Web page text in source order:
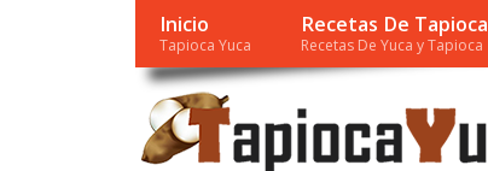
Inicio
Tapioca Yuca
Recetas De Tapioca
Recetas De Yuca y Tapioca